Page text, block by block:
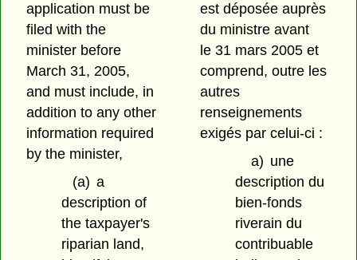
application must be
filed with the
minister before
March 31, 2005,
and must include, in
addition to any other
information required
by the minister,
(a) a
description of
the taxpayer's
riparian land,
est déposée auprès
du ministre avant
le 31 mars 2005 et
comprend, outre les
autres
renseignements
exigés par celui-ci :
a) une
description du
bien-fonds
riverain du
contribuable